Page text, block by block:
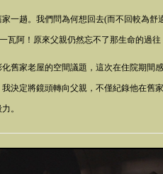
一趟。我們問為何想回去(而不回較為
瓦阿！原來父親仍然忘不了那生命的過
舊家老屋的空間議題，這次在住院期
決定將鏡頭轉向父親，不僅紀錄他在
。